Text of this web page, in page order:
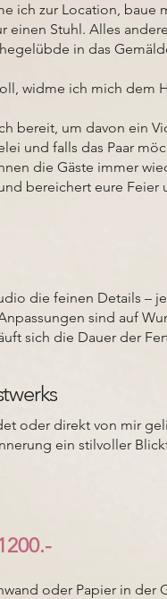
ich zur Location,
einen Stuhl. Alles
in das
widme ich mich
bereit, um davon ein
und falls das Paar
die Gäste immer
bereichert eure Feier
die feinen Details –
sind auf
sich die Dauer der
oder direkt von mir
ein stilvoller
oder Papier in der